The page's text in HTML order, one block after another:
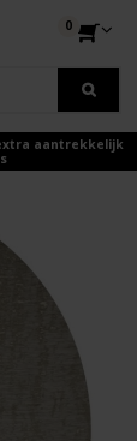
0
aantrekkelijk